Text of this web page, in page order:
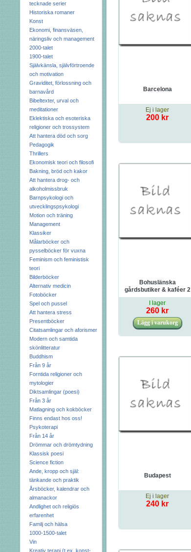
tecknade serier
Historiska romaner
Konst
Ekonomi, finansväsen,
näringsliv och management
2000-talet
1900-talet
Självkänsla, självförtroende
och motivation
Graviditet, förlossning och
barnavård
Bibeltexter, urval och
meditationer
Eklektiska och esoteriska
religioner och trossystem
Att hantera död och sorg
Pedagogik
Thrillers
Ekonomisk teori och filosofi
Bakning, bröd och kakor
Att hantera drog- och
alkoholmissbruk
Barnpsykologi och
utvecklingspsykologi
Motion och träning
Management
Klassiker
Målarböcker och
pysselböcker för vuxna
Feminism och feministisk
teori
Bilderböcker
Alternativ medicin
Fotoböcker
Spel och pussel
Att hantera stress
Presentböcker
Citatsamlingar och aforismer
Modern och samtida
skönlitteratur
Buddhism
Från 9 år
Forntida religioner och
mytologier
Diktsamlingar (poesi)
Från 3 år
Matlagning och kokböcker
Finns endast hos oss!
Psykoterapi
Från 14 år
Drömmar och drömtydning
Klassisk poesi
Science fiction
Ande, kropp och själ:
tänkande och praktik
Årsböcker, kalendrar och
almanackor
Andlighet och religiös
erfarenhet
Familj och hälsa
1000-1500-talet
Vin
Kreativ terapi (t.ex. konst-,
Barcelona
Ej i lager
200 kr
Bohuslänska
gårdsbutiker & kaféer 2
I lager
260 kr
Budapest
Ej i lager
240 kr